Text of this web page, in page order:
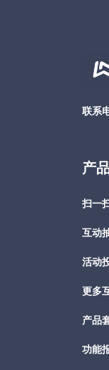
联系
产
扫一
互动
活动
更多
产品
功能